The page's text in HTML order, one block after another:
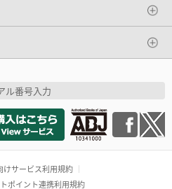
ル番号入力
けサービス利用規約
ポイント連携利用規約